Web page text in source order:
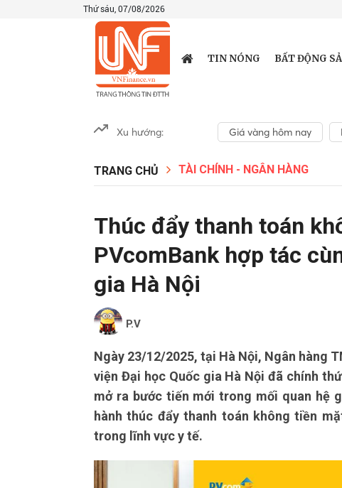
Thứ sáu, 07/08/2026
TIN NÓNG BẤT ĐỘNG
Xu hướng: Giá vàng hôm nay
TRANG CHỦ TÀI CHÍNH - NGÂN HÀNG
Thúc đẩy thanh toán
PVcomBank hợp tác
gia Hà Nội
P.V
Ngày 23/12/2025, tại Hà Nội, Ngân hàng
viện Đại học Quốc gia Hà Nội đã chính
mở ra bước tiến mới trong mối quan hệ
hành thúc đẩy thanh toán không tiền
trong lĩnh vực y tế.